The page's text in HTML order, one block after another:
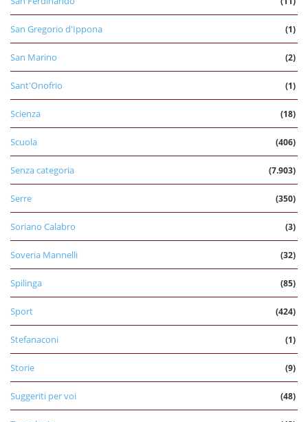
San Gregorio d'Ippona (1)
San Marino (2)
Sant'Onofrio (1)
Scienza (18)
Scuola (406)
Senza categoria (7.903)
Serre (350)
Soriano Calabro (3)
Soveria Mannelli (32)
Spilinga (85)
Sport (424)
Stefanaconi (1)
Storie (9)
Suggeriti per voi (48)